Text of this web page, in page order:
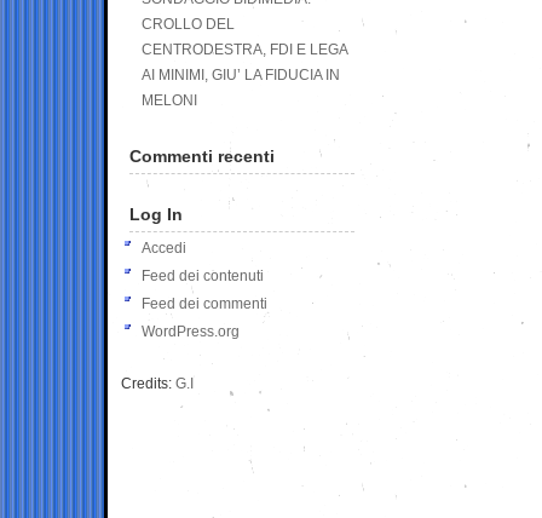
CROLLO DEL
CENTRODESTRA, FDI E LEGA
AI MINIMI, GIU’ LA FIDUCIA IN
MELONI
Commenti recenti
Log In
Accedi
Feed dei contenuti
Feed dei commenti
WordPress.org
Credits: G.I